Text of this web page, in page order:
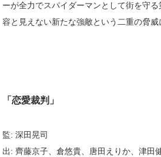
ーが全力でスパイダーマンとして街を守
容と見えない新たな強敵という二重の脅威
「 恋愛裁判」
監: 深田晃司
出: 齊藤京子、倉悠貴、唐田えりか、津田